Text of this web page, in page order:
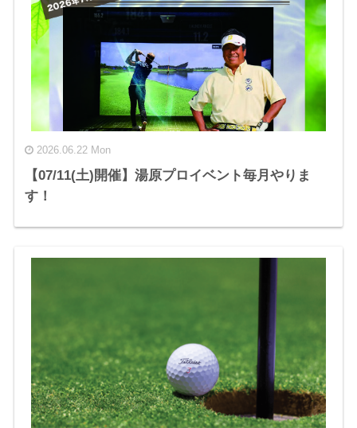
2026.06.22 Mon
【07/11(土)開催】湯原プロイベント毎月やりま
す！